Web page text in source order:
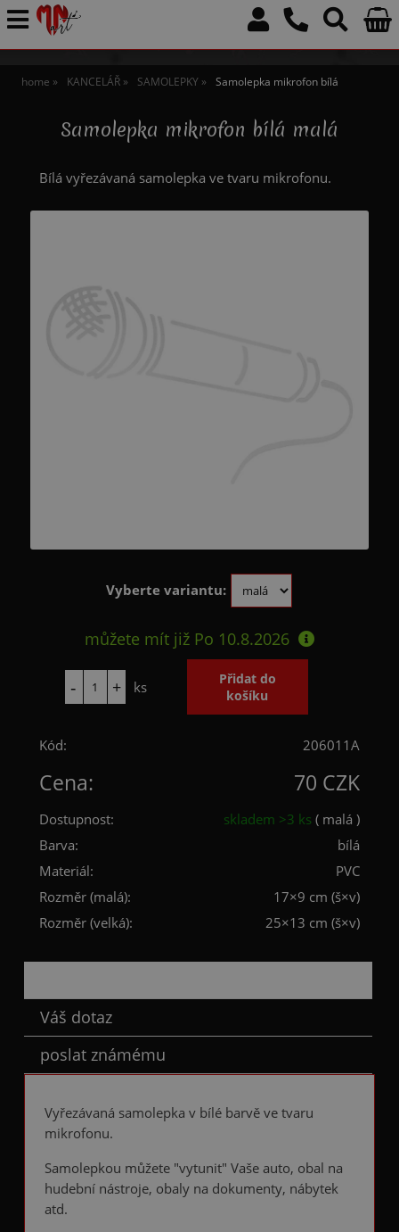
home KANCELÁŘ SAMOLEPKY Samolepka mikrofon bílá
Samolepka mikrofon bílá malá
Bílá vyřezávaná samolepka ve tvaru mikrofonu.
Vyberte variantu:
můžete mít již Po 10.8.2026
ks
Kód: 206011A
Cena: 70 CZK
Dostupnost: skladem >3 ks( malá )
Barva:
bílá
Materiál:
PVC
Rozměr (malá):
17×9 cm (š×v)
Rozměr (velká):
25×13 cm (š×v)
Váš dotaz
poslat známému
Vyřezávaná samolepka v bílé barvě ve tvaru
mikrofonu.
Samolepkou můžete "vytunit" Vaše auto, obal na
hudební nástroje, obaly na dokumenty, nábytek
atd.